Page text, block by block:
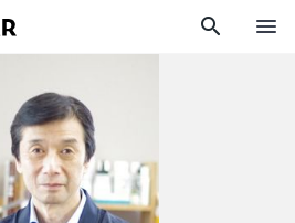
search menu